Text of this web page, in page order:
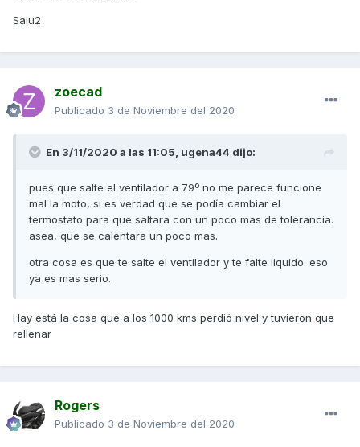
Salu2
zoecad
Publicado 3 de Noviembre del 2020
En 3/11/2020 a las 11:05, ugena44 dijo:
pues que salte el ventilador a 79º no me parece funcione
mal la moto, si es verdad que se podía cambiar el
termostato para que saltara con un poco mas de tolerancia.
asea, que se calentara un poco mas.
otra cosa es que te salte el ventilador y te falte liquido. eso
ya es mas serio.
Hay está la cosa que a los 1000 kms perdió nivel y tuvieron que
rellenar
Rogers
Publicado 3 de Noviembre del 2020